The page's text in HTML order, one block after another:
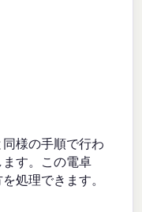
様の手順で行わ
す。この電卓
処理できます。